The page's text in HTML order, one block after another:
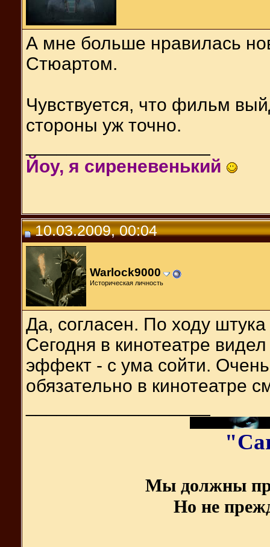
А мне больше нравилась
Стюартом.
Чувствуется, что фильм
стороны уж точно.
Йоу, я сиреневенький
10.03.2009, 00:04
Warlock9000
Историческая личность
Да, согласен. По ходу
Сегодня в кинотеатре
эффект - с ума сойти.
обязательно в кинотеатре
Мы должны
Но не